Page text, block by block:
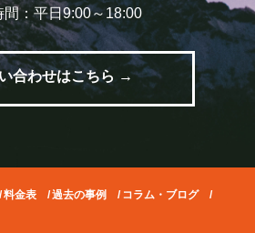
間：平日9:00～18:00
合わせはこちら →
料金表/過去の事例 / コラム・ブログ/